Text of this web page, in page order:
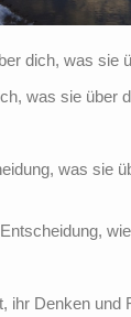
dich, was sie
was sie über
was sie
ihr Denken und